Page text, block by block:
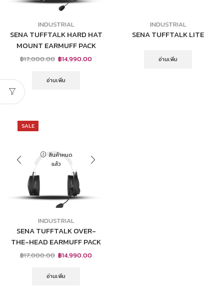
INDUSTRIAL
SENA TUFFTALK HARD HAT
MOUNT EARMUFF PACK
฿17,000.00 ฿14,990.00
อ่านเพิ่ม
INDUSTRIAL
SENA TUFFTALK LITE
อ่านเพิ่ม
SALE
สินค้าหมด
แล้ว
INDUSTRIAL
SENA TUFFTALK OVER-
THE-HEAD EARMUFF PACK
฿17,000.00 ฿14,990.00
อ่านเพิ่ม